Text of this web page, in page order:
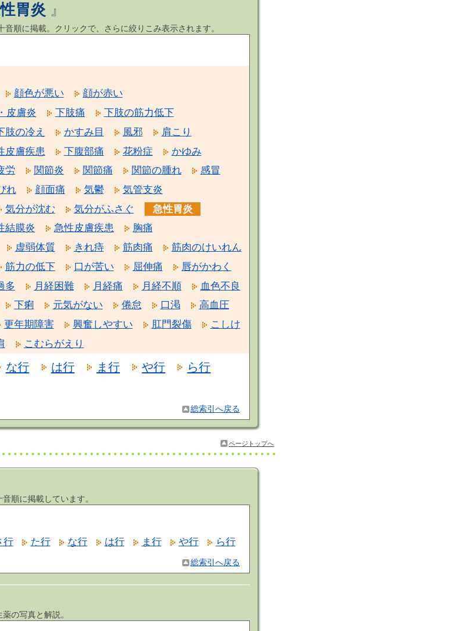
胃炎 』
順に掲載。クリックで、さらに絞りこみ表示されます。
顔色が悪い
顔が赤い
皮膚炎
下肢痛
下肢の筋力低下
肢の冷え かすみ目 風邪
肩こり
皮膚疾患 下腹部痛 花粉症
かゆみ
労 関節炎 関節痛 関節の腫れ
感冒
れ
顔面痛 気鬱
気管支炎
気分が沈む 気分がふさぐ
急性胃炎
結膜炎 急性皮膚疾患
胸痛
虚弱体質 きれ痔 筋肉痛
筋肉のけいれん
筋力の低下 口が苦い 屈伸痛
唇がかわく
多 月経困難 月経痛 月経不順
血色不良
下痢 元気がない 倦怠 口渇
高血圧
更年期障害 興奮しやすい 肛門裂傷
こしけ
こむらがえり
な行 は行 ま行 や行
ら行
総索引へ戻る
ページトップへ
順に掲載しています。
行 た行 な行 は行 ま行 や行 ら行
総索引へ戻る
の写真と解説。